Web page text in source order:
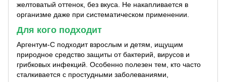
желтоватый оттенок, без вкуса. Не накапливается в
организме даже при систематическом применении.
Для кого подходит
Аргентум-С подходит взрослым и детям, ищущим
природное средство защиты от бактерий, вирусов и
грибковых инфекций. Особенно полезен тем, кто часто
сталкивается с простудными заболеваниями,